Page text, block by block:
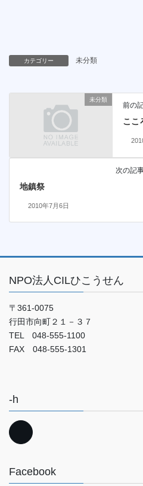
カテゴリー 未分類
未分類
前の
ここ
次の記
地鎮祭
2010年7月6日
NPO法人CILひこうせん
〒361-0075
行田市向町２１－３７
TEL 048-555-1100
FAX 048-555-1301
-h
Facebook